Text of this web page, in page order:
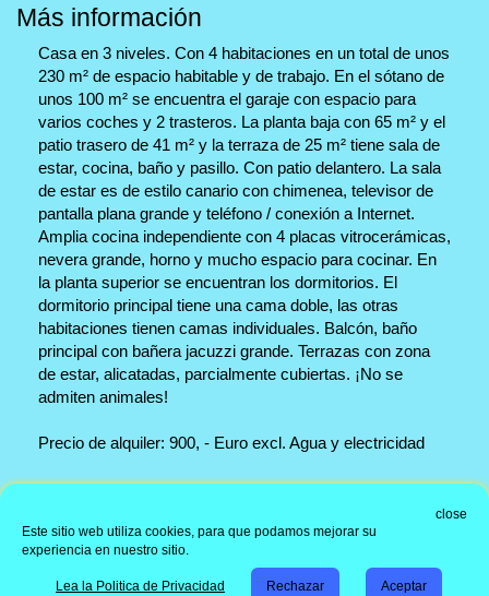
Más información
Casa en 3 niveles. Con 4 habitaciones en un total de unos
230 m² de espacio habitable y de trabajo. En el sótano de
unos 100 m² se encuentra el garaje con espacio para
varios coches y 2 trasteros. La planta baja con 65 m² y el
patio trasero de 41 m² y la terraza de 25 m² tiene sala de
estar, cocina, baño y pasillo. Con patio delantero. La sala
de estar es de estilo canario con chimenea, televisor de
pantalla plana grande y teléfono / conexión a Internet.
Amplia cocina independiente con 4 placas vitrocerámicas,
nevera grande, horno y mucho espacio para cocinar. En
la planta superior se encuentran los dormitorios. El
dormitorio principal tiene una cama doble, las otras
habitaciones tienen camas individuales. Balcón, baño
principal con bañera jacuzzi grande. Terrazas con zona
de estar, alicatadas, parcialmente cubiertas. ¡No se
admiten animales!
Precio de alquiler: 900, - Euro excl. Agua y electricidad
Información
Copyright © 1998 - 2026 Immorent-Canarias Real Estate| Real
close
Este sitio web utiliza cookies, para que podamos mejorar su
experiencia en nuestro sitio.
Lea la Politica de Privacidad Rechazar Aceptar